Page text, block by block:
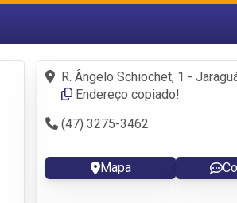
Fazer login
Criar conta
R. Ângelo Schiochet, 1 -
Endereço copiado!
(47) 3275-3462
Mapa